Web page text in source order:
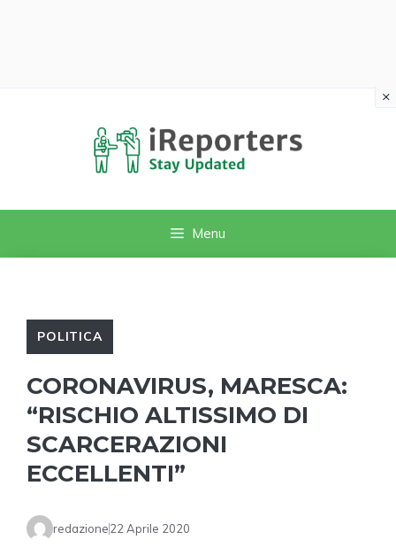
Menu
POLITICA
CORONAVIRUS, MARESCA:
“RISCHIO ALTISSIMO DI
SCARCERAZIONI
ECCELLENTI”
redazione22 Aprile 2020
×